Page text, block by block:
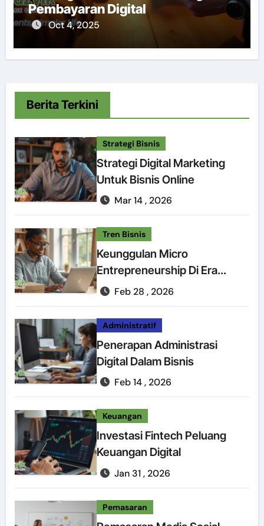
Pembayaran Digital
Oct 4, 2025
Berita Terkini
Strategi Bisnis
Strategi Digital Marketing
Untuk Bisnis Online
Mar 14 , 2026
Tren Bisnis
Keunggulan Micro
Entrepreneurship Di Era
DigitalFeb 28 , 2026
Administratif
Penerapan Administrasi
Digital Dalam Bisnis
Feb 14 , 2026
Keuangan
Investasi Fintech Peluang
Keuangan Digital
Jan 31 , 2026
Pemasaran